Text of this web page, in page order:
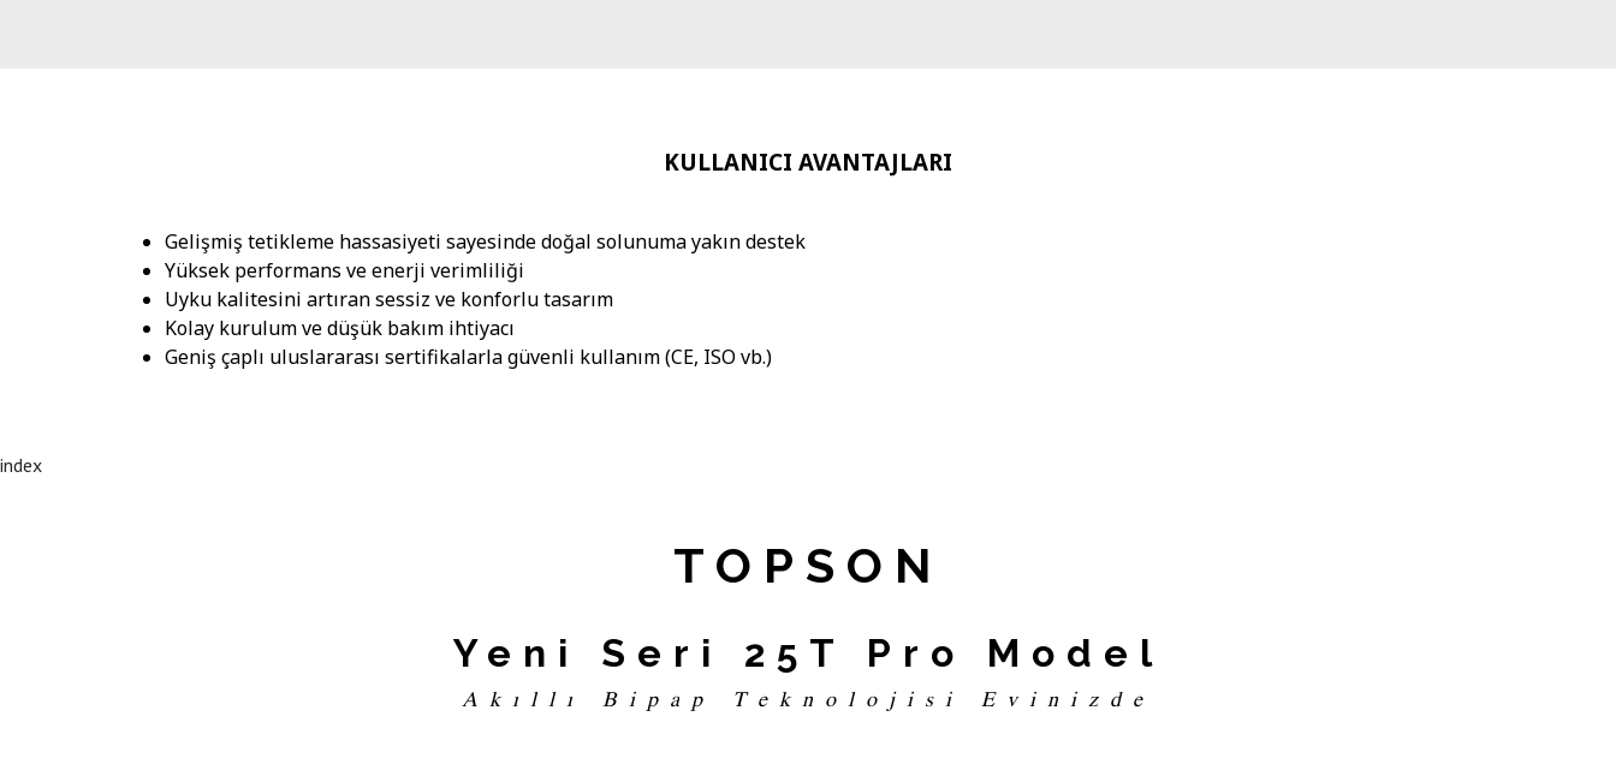
KULLANICI AVANTAJLARI
Gelişmiş tetikleme hassasiyeti sayesinde doğal solunuma yakın destek
Yüksek performans ve enerji verimliliği
Uyku kalitesini artıran sessiz ve konforlu tasarım
Kolay kurulum ve düşük bakım ihtiyacı
Geniş çaplı uluslararası sertifikalarla güvenli kullanım (CE, ISO vb.)
index
TOPSON
Yeni Seri 25T Pro Model
Akıllı Bipap Teknolojisi Evinizde